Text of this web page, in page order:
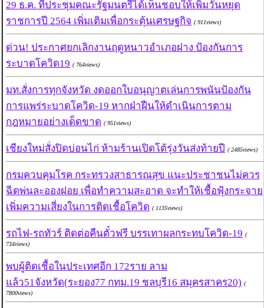
29 ธ.ค. ที่ประชุมคณะรัฐมนตรีได้เห็นชอบให้เพิ่มวันหยุด
ราชการปี 2564 เพิ่มเติมเพื่อกระตุ้นเศรษฐกิจ ( 911views)
ด่วน! ประกาศยกเลิกงานฤดูหนาวอำเภอฝาง ป้องกันการ
ระบาดโควิด19 ( 764views)
มท.สั่งการทุกจังหวัด งดออกใบอนุญาตเล่นการพนันป้องกัน
การแพร่ระบาดโควิด-19 หากฝ่าฝืนให้ดำเนินการตาม
กฎหมายอย่างเด็ดขาด ( 951views)
เชียงใหม่สั่งปิดบ่อนไก่ ห้ามร้านเปิดโต้รุ่งวันส่งท้ายปี ( 2485views)
กรมควบคุมโรค กระทรวงสาธารณสุข แนะประชาชนไม่ควร
ฉีดพ่นละอองฝอย เพื่อทำความสะอาด จะทำให้เชื้อฟุ้งกระจาย
เพิ่มความเสี่ยงในการติดเชื้อโควิด ( 1135views)
รถไฟ-รถทัวร์ ติดต่อคืนตั๋วฟรี บรรเทาผลกระทบโควิด-19 (
734views)
พบผู้ติดเชื้อในประเทศอีก 172ราย ลาม
แล้ว51จังหวัด(ระยอง77 กทม.19 ชลบุรี16 สมุครสาคร20) (
7800views)